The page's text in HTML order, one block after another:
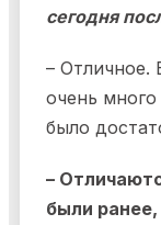
сегодня
– Отличное.
очень
было
–
были